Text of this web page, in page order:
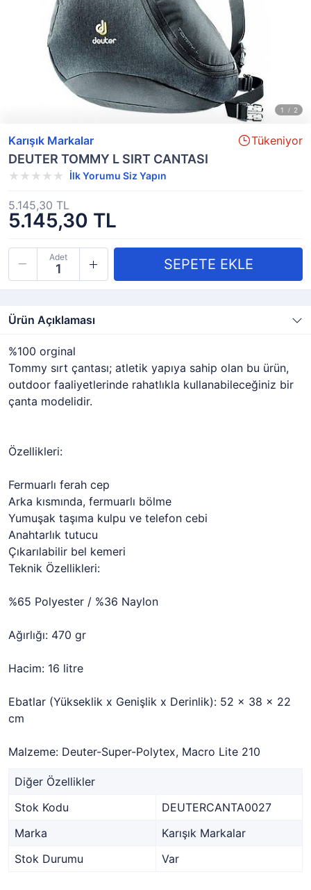
Karışık Markalar Tükeniyor
DEUTER TOMMY L SIRT CANTASI
İlk Yorumu Siz Yapın
5.145,30 TL
5.145,30 TL
Adet
Ürün Açıklaması
%100 orginal
Tommy sırt çantası; atletik yapıya sahip olan bu ürün,
outdoor faaliyetlerinde rahatlıkla kullanabileceğiniz bir
çanta modelidir.
Özellikleri:
Fermuarlı ferah cep
Arka kısmında, fermuarlı bölme
Yumuşak taşıma kulpu ve telefon cebi
Anahtarlık tutucu
Çıkarılabilir bel kemeri
Teknik Özellikleri:
%65 Polyester / %36 Naylon
Ağırlığı: 470 gr
Hacim: 16 litre
Ebatlar (Yükseklik x Genişlik x Derinlik): 52 x 38 x 22
cm
Malzeme: Deuter-Super-Polytex, Macro Lite 210
Diğer Özellikler
Stok Kodu
DEUTERCANTA0027
Marka
Karışık Markalar
Stok Durumu
Var